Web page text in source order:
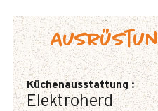
Küchenausstattung :
Elektroherd